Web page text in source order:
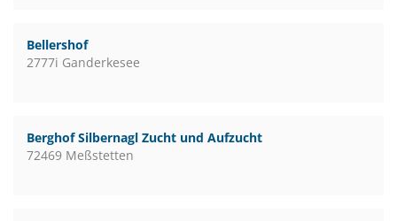
Bellershof
2777i Ganderkesee
Berghof Silbernagl Zucht und Aufzucht
72469 Meßstetten